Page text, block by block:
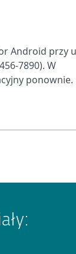
Android przy
7890). W
ponownie.